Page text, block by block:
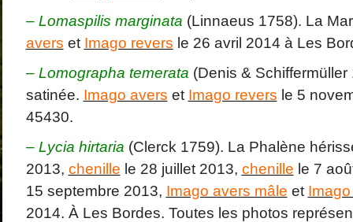
– Lomaspilis marginata (Linnaeus 1758). La
avers et Imago revers le 26 avril 2014 à Les
– Lomographa temerata (Denis &
satinée. Imago avers et Imago revers le 5
45430.
– Lycia hirtaria (Clerck 1759). La Phalène
2013, chenille le 28 juillet 2013, chenille le 7
15 septembre 2013, Imago avers mâle et
2014. À Les Bordes. Toutes les photos